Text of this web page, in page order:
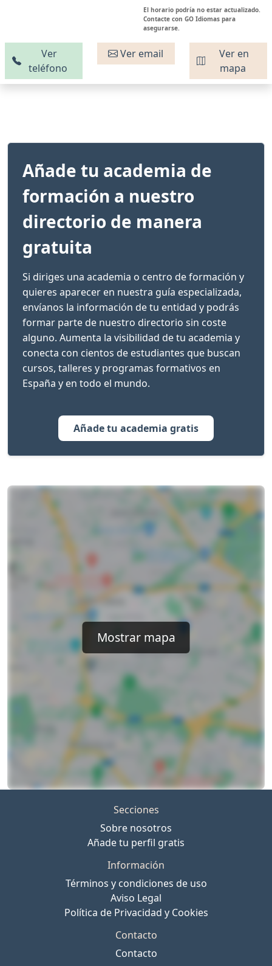
El horario podría no estar actualizado.
Contacte con GO Idiomas para
asegurarse.
Ver
teléfono
Ver email
Ver en
mapa
Añade tu academia de
formación a nuestro
directorio de manera
gratuita
Si diriges una academia o centro de formación y
quieres aparecer en nuestra guía especializada,
envíanos la información de tu entidad y podrás
formar parte de nuestro directorio sin coste
alguno. Aumenta la visibilidad de tu academia y
conecta con cientos de estudiantes que buscan
cursos, talleres y programas formativos en
España y en todo el mundo.
Añade tu academia gratis
Mostrar mapa
Secciones
Sobre nosotros
Añade tu perfil gratis
Información
Términos y condiciones de uso
Aviso Legal
Política de Privacidad y Cookies
Contacto
Contacto